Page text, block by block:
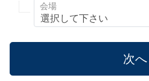
会場
次へ